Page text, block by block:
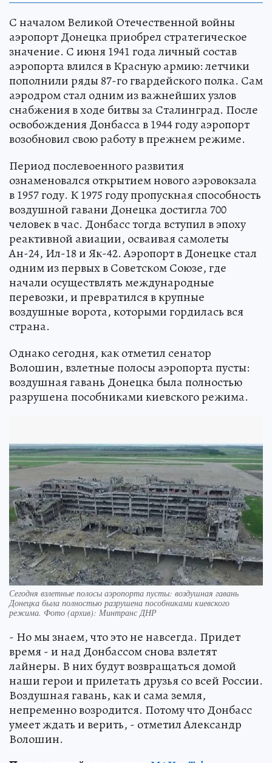
С началом Великой Отечественной войны
аэропорт Донецка приобрел стратегическое
значение. С июня 1941 года личный состав
аэропорта влился в Красную армию: летчики
пополнили ряды 87-го гвардейского полка. Сам
аэродром стал одним из важнейших узлов
снабжения в ходе битвы за Сталинград. После
освобождения Донбасса в 1944 году аэропорт
возобновил свою работу в прежнем режиме.
Период послевоенного развития
ознаменовался открытием нового аэровокзала
в 1957 году. К 1975 году пропускная способность
воздушной гавани Донецка достигла 700
человек в час. Донбасс тогда вступил в эпоху
реактивной авиации, осваивая самолеты
Ан-24, Ил-18 и Як-42. Аэропорт в Донецке стал
одним из первых в Советском Союзе, где
начали осуществлять международные
перевозки, и превратился в крупные
воздушные ворота, которыми гордилась вся
страна.
Однако сегодня, как отметил сенатор
Волошин, взлетные полосы аэропорта пусты:
воздушная гавань Донецка была полностью
разрушена пособниками киевского режима.
Сегодня взлетные полосы аэропорта пусты: воздушная гавань
Донецка была полностью разрушена пособниками киевского
режима. Фото (архив): Минтранс ДНР
- Но мы знаем, что это не навсегда. Придет
время - и над Донбассом снова взлетят
лайнеры. В них будут возвращаться домой
наши герои и прилетать друзья со всей России.
Воздушная гавань, как и сама земля,
непременно возродится. Потому что Донбасс
умеет ждать и верить, - отметил Александр
Волошин.